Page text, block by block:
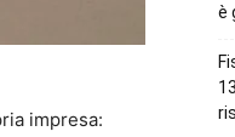
impresa:
è